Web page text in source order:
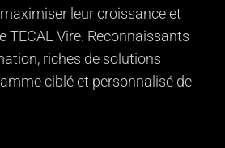
leur croissance et
TECAL Vire. Reconnaissants
riches de solutions
ciblé et personnalisé de